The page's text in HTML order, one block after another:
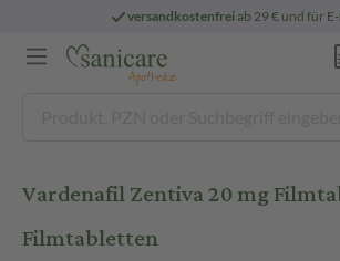
versandkostenfreiab 29 € und für
Vardenafil Zentiva 20 mg
Filmtabletten